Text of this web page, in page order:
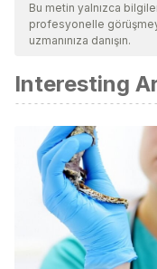
Bu metin yalnızca
profesyonelle
uzmanınıza danışın.
Interesting